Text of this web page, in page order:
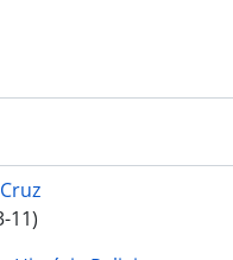
11)